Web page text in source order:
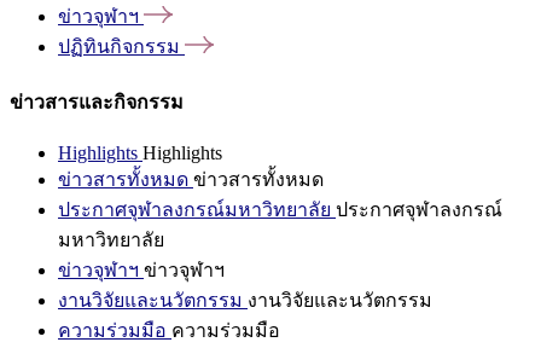
ข่าวจุฬาฯ
ปฏิทินกิจกรรม
ข่าวสารและกิจกรรม
Highlights Highlights
ข่าวสารทั้งหมด ข่าวสารทั้งหมด
ประกาศจุฬาลงกรณ์มหาวิทยาลัย ประกาศจุฬาลงกรณ์
มหาวิทยาลัย
ข่าวจุฬาฯ ข่าวจุฬาฯ
งานวิจัยและนวัตกรรม งานวิจัยและนวัตกรรม
ความร่วมมือ ความร่วมมือ